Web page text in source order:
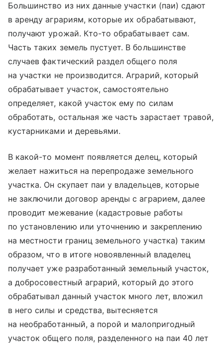
Большинство из них данные участки (паи) сдают
в аренду аграриям, которые их обрабатывают,
получают урожай. Кто-то обрабатывает сам.
Часть таких земель пустует. В большинстве
случаев фактический раздел общего поля
на участки не производится. Аграрий, который
обрабатывает участок, самостоятельно
определяет, какой участок ему по силам
обработать, остальная же часть зарастает травой,
кустарниками и деревьями.
В какой-то момент появляется делец, который
желает нажиться на перепродаже земельного
участка. Он скупает паи у владельцев, которые
не заключили договор аренды с аграрием, далее
проводит межевание (кадастровые работы
по установлению или уточнению и закреплению
на местности границ земельного участка) таким
образом, что в итоге новоявленный владелец
получает уже разработанный земельный участок,
а добросовестный аграрий, который до этого
обрабатывал данный участок много лет, вложил
в него силы и средства, вытесняется
на необработанный, а порой и малопригодный
участок общего поля, разделенного на паи 40 лет